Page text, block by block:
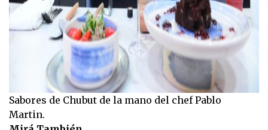
Sabores de Chubut de la mano del chef Pablo
Martin.